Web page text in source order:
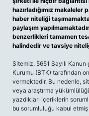
hazırladığımız
haber niteliği
paylaşım
benzerlikleri tamamen
halindedir ve tavsiye
Sitemiz, 5651 Sayılı
Kurumu (BTK) tarafından
vermektedir. Bu nedenle,
veya araştırma
yazdıkları içeriklerin
bu sorumluluğu kabul etmiş